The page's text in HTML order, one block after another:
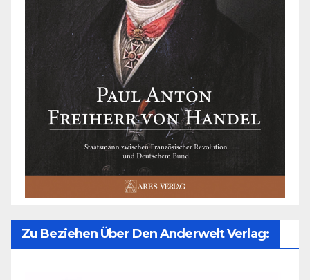
Zu Beziehen Über Den Anderwelt Verlag: